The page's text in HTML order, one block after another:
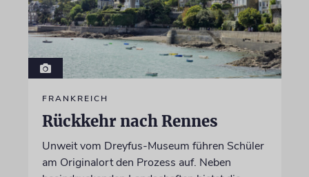
FRANKREICH
Rückkehr nach Rennes
Unweit vom Dreyfus-Museum führen Schüler
am Originalort den Prozess auf. Neben